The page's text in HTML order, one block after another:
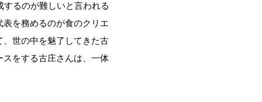
るのが難しいと言われる
を務めるのが食のクリエ
世の中を魅了してきた古
をする古庄さんは、一体